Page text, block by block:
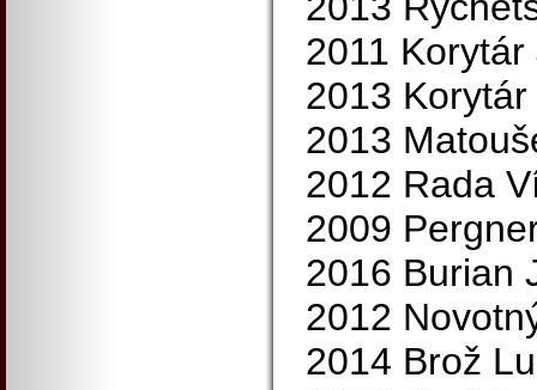
2011
2013
2013
2012 Rada
2009
2016 Burian
2012
2014 Brož